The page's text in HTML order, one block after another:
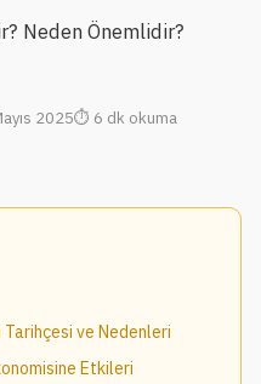
Neden Önemlidir?
2025
6 dk okuma
Tarihçesi ve Nedenleri
Etkileri